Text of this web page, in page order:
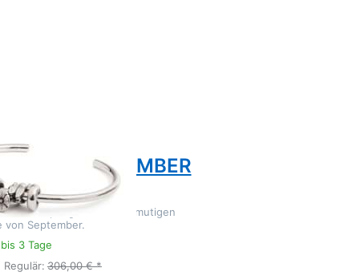
- SEPTEMBER
mit der anmutigen
von September.
3 Tage
Regulär: 306,00 € *